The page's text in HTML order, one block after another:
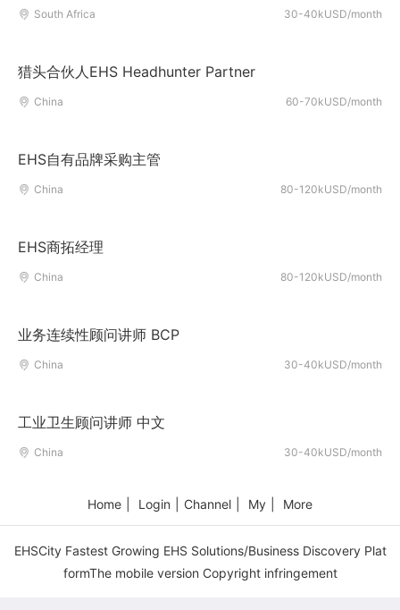
30-40kUSD/month
South Africa
猎头合伙人EHS Headhunter Partner
60-70kUSD/month
China
EHS自有品牌采购主管
80-120kUSD/month
China
EHS商拓经理
80-120kUSD/month
China
业务连续性顾问讲师 BCP
30-40kUSD/month
China
工业卫生顾问讲师 中文
30-40kUSD/month
China
Home Login Channel My More
EHSCity Fastest Growing EHS Solutions/Business Discovery Plat
formThe mobile version Copyright infringement